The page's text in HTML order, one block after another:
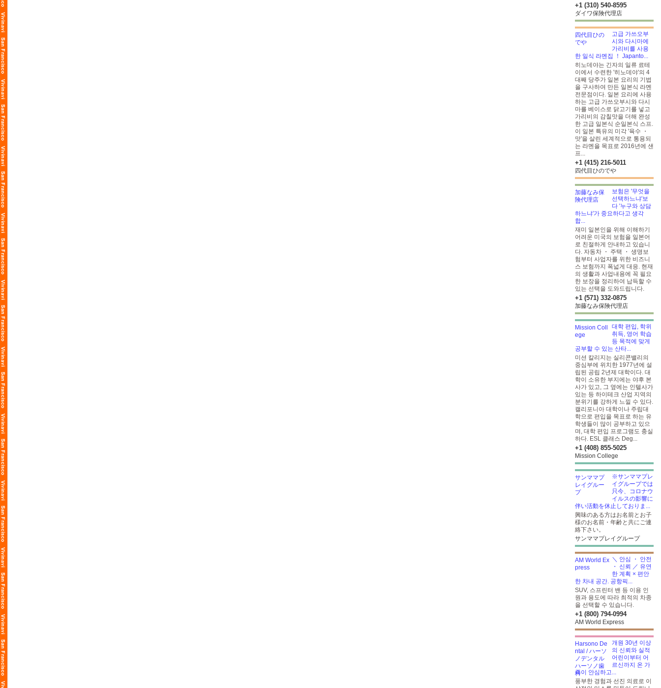
+1 (310) 540-8595
ダイワ保険代理店
고급 가쓰오부
시와 다시마에
가리비를 사용
한 일식 라멘집 ！ Japanto...
히노데야는 긴자의 일류 료테
이에서 수련한 '히노데야'의 4
대째 당주가 일본 요리의 기법
을 구사하여 만든 일본식 라멘
전문점이다. 일본 요리에 사용
하는 고급 가쓰오부시와 다시
마를 베이스로 닭고기를 넣고
가리비의 감칠맛을 더해 완성
한 고급 일본식 순일본식 스프.
이 일본 특유의 미각 '육수 ・
맛'을 살린 세계적으로 통용되
는 라멘을 목표로 2016년에 샌
프...
+1 (415) 216-5011
四代目ひのでや
보험은 '무엇을
선택하느냐'보
다 '누구와 상담
하느냐'가 중요하다고 생각
합...
재미 일본인을 위해 이해하기
어려운 미국의 보험을 일본어
로 친절하게 안내하고 있습니
다. 자동차 ・ 주택 ・ 생명보
험부터 사업자를 위한 비즈니
스 보험까지 폭넓게 대응. 현재
의 생활과 사업내용에 꼭 필요
한 보장을 정리하여 납득할 수
있는 선택을 도와드립니다.
+1 (571) 332-0875
加藤なみ保険代理店
대학 편입, 학위
취득, 영어 학습
등 목적에 맞게
공부할 수 있는 산타...
미션 칼리지는 실리콘밸리의
중심부에 위치한 1977년에 설
립된 공립 2년제 대학이다. 대
학이 소유한 부지에는 야후 본
사가 있고, 그 옆에는 인텔사가
있는 등 하이테크 산업 지역의
분위기를 강하게 느낄 수 있다.
캘리포니아 대학이나 주립대
학으로 편입을 목표로 하는 유
학생들이 많이 공부하고 있으
며, 대학 편입 프로그램도 충실
하다. ESL 클래스 Deg...
+1 (408) 855-5025
Mission College
※サンママプレ
イグループでは
只今、コロナウ
イルスの影響に
伴い活動を休止しておりま...
興味のある方はお名前とお子
様のお名前・年齢と共にご連
絡下さい。
サンママプレイグループ
＼ 안심 ・ 안전
・ 신뢰 ／ 유연
한 계획 × 편안
한 차내 공간. 공항픽...
SUV, 스프린터 밴 등 이용 인
원과 용도에 따라 최적의 차종
을 선택할 수 있습니다.
+1 (800) 794-0994
AM World Express
개원 30년 이상
의 신뢰와 실적
어린이부터 어
르신까지 온 가
족이 안심하고...
풍부한 경험과 선진 의료로 이